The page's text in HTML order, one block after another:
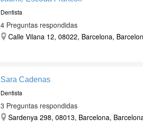
Dentista
4 Preguntas respondidas
Calle Vilana 12, 08022, Barcelona,
Sara Cadenas
Dentista
3 Preguntas respondidas
Sardenya 298, 08013, Barcelona,